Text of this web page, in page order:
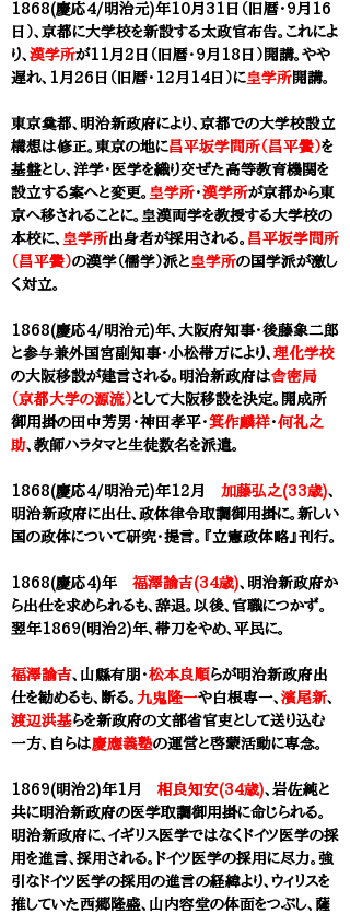
1868(慶応4/明治元)年10月31日（旧暦・9月16
日）、京都に大学校を新設する太政官布告。これによ
り、 漢学所が11月2日（旧暦・9月18日）開講。やや
遅れ、1月26日（旧暦・12月14日）に皇学所開講。
東京奠都、明治新政府により、京都での大学校設立
構想は修正。東京の地に昌平坂学問所（昌平黌）を
基盤とし、洋学・医学を織り交ぜた高等教育機関を
設立する案へと変更。 皇学所・漢学所が京都から東
京へ移されることに。皇漢両学を教授する大学校の
本校に、 皇学所出身者が採用される。 昌平坂学問所
（昌平黌）の漢学（儒学）派と皇学所の国学派が激し
く対立。
1868(慶応4/明治元)年、大阪府知事・後藤象二郎
と参与兼外国宮副知事・小松帯万により、 理化学校
の大阪移設が建言される。明治新政府は舎密局
（京都大学の源流）として大阪移設を決定。 開成所
御用掛の田中芳男・神田孝平・箕作麟祥・何礼之
助、教師ハラタマと生徒数名を派遣。
1868(慶応4/明治元)年12月 加藤弘之(33歳)、
明治新政府に出仕、政体律令取調御用掛に。新しい
国の政体について研究・提言。『立憲政体略』刊行。
1868(慶応4)年 福澤諭吉(34歳)、明治新政府か
ら出仕を求められるも、辞退。以後、官職につかず。
翌年1869(明治2)年、帯刀をやめ、平民に。
福澤諭吉、山縣有朋・松本良順らが明治新政府出
仕を勧めるも、断る。 九鬼隆一や白根専一、 濱尾新、
渡辺洪基らを新政府の文部省官吏として送り込む
一方、自らは慶應義塾の運営と啓蒙活動に専念。
1869(明治2)年1月 相良知安(34歳)、岩佐純と
共に明治新政府の医学取調御用掛に命じられる。
明治新政府に、イギリス医学ではなくドイツ医学の採
用を進言、採用される。ドイツ医学の採用に尽力。強
引なドイツ医学の採用の進言の経緯より、ウィリスを
推していた西郷隆盛、山内容堂の体面をつぶし、薩